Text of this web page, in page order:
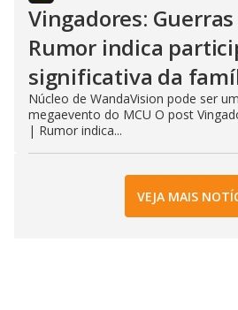
Vingadores:
Rumor indica
significativa da
Núcleo de WandaVision pode ser
megaevento do MCU O post
| Rumor indica...
VEJA MAIS